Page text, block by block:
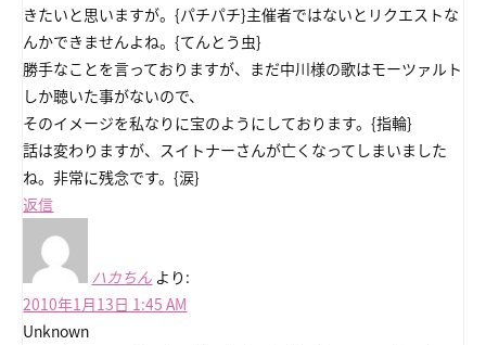
きたいと思いますが。{パチパチ}主催者ではないとリクエストな
んかできませんよね。{てんとう虫}
勝手なことを言っておりますが、まだ中川様の歌はモーツァルト
しか聴いた事がないので、
そのイメージを私なりに宝のようにしております。{指輪}
話は変わりますが、スイトナーさんが亡くなってしまいました
ね。非常に残念です。{涙}
返信
ハカちん より:
2010年1月13日 1:45 AM
Unknown